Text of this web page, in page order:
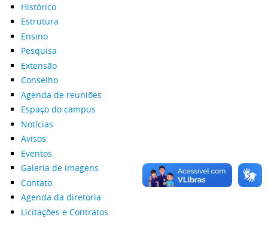
Histórico
Estrutura
Ensino
Pesquisa
Extensão
Conselho
Agenda de reuniões
Espaço do campus
Notícias
Avisos
Eventos
Galeria de imagens
Contato
Agenda da diretoria
Licitações e Contratos